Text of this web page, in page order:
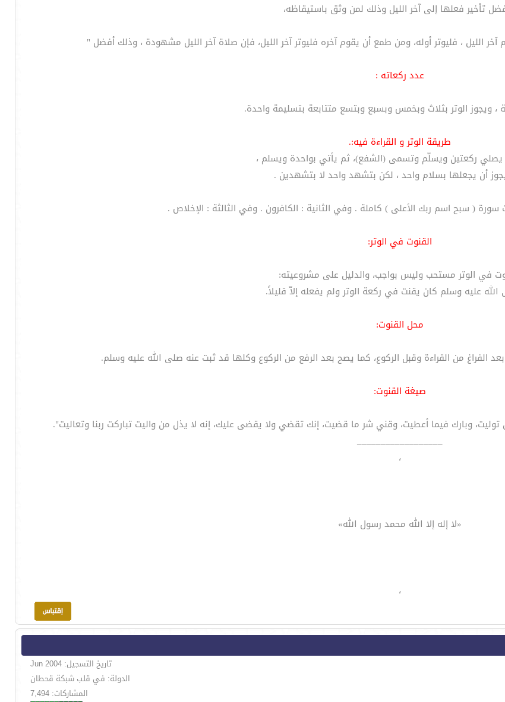
تأخير فعلها إلى آخر الليل وذلك لمن وثق باستيقاظه،
الليل ، فليوتر أوله، ومن طمع أن يقوم آخره فليوتر آخر الليل، فإن صلاة آخر الليل مشهودة ، وذلك أفضل "
عدد ركعاته :
، ويجوز الوتر بثلاث وبخمس وبسبع وبتسع متتابعة بتسليمة واحدة.
طريقة الوتر و القراءة فيه:.
سورة ( سبح اسم ربك الأعلى ) كاملة . وفي الثانية : الكافرون . وفي الثالثة : الإخلاص .
القنوت في الوتر:
في الوتر مستحب وليس بواجب، والدليل على مشروعيته:
عليه وسلم كان يقنت في ركعة الوتر ولم يفعله إلاّ قليلاً.
محل القنوت:
الفراغ من القراءة وقبل الركوع، كما يصح بعد الرفع من الركوع وكلها قد ثبت عنه صلى الله عليه وسلم.
صيغة القنوت:
وبارك فيما أعطيت، وقني شر ما قضيت، إنك تقضي ولا يقضى عليك، إنه لا يذل من واليت تباركت ربنا وتعاليت".
__________________
،
«لا إله إلا الله محمد رسول الله»
،
تاريخ التسجيل: Jun 2004
الدولة: في قلب شبكة قحطان
المشاركات: 7,494